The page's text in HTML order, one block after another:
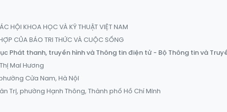
HỘI KHOA HỌC VÀ KỸ THUẬT VIỆT NAM
CỦA BÁO TRI THỨC VÀ CUỘC SỐNG
Phát thanh, truyền hình và Thông tin điện tử - Bộ Thông tin và
Mai Hương
Cửa Nam, Hà Nội
Trị, phường Hạnh Thông, Thành phố Hồ Chí Minh